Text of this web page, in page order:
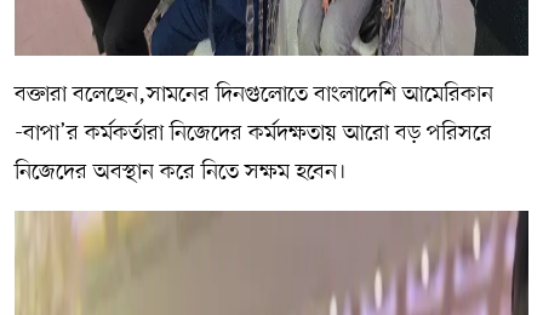
বক্তারা বলেছেন,সামনের দিনগুলোতে বাংলাদেশি আমেরিকান
-বাপা’র কর্মকর্তারা নিজেদের কর্মদক্ষতায় আরো বড় পরিসরে
নিজেদের অবস্থান করে নিতে সক্ষম হবেন।